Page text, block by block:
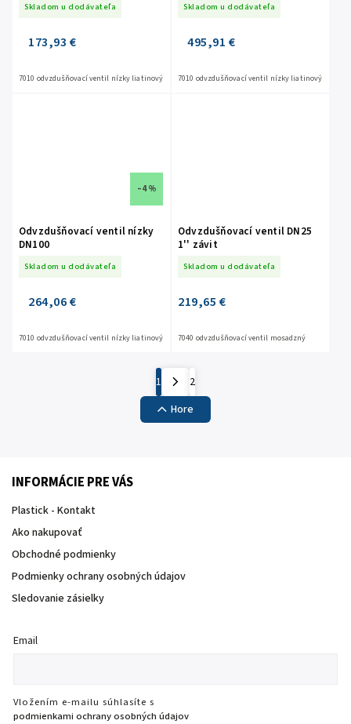
Skladom u dodávateľa
173,93 €
7010 odvzdušňovací ventil nízky liatinový
Skladom u dodávateľa
495,91 €
7010 odvzdušňovací ventil nízky liatinový
–4 %
Odvzdušňovací ventil nízky
DN100
Skladom u dodávateľa
264,06 €
7010 odvzdušňovací ventil nízky liatinový
Odvzdušňovací ventil DN25
1'' závit
Skladom u dodávateľa
219,65 €
7040 odvzdušňovací ventil mosadzný
1
2
Hore
INFORMÁCIE PRE VÁS
Plastick - Kontakt
Ako nakupovať
Obchodné podmienky
Podmienky ochrany osobných údajov
Sledovanie zásielky
Email
Vložením e-mailu súhlasíte s
podmienkami ochrany osobných údajov